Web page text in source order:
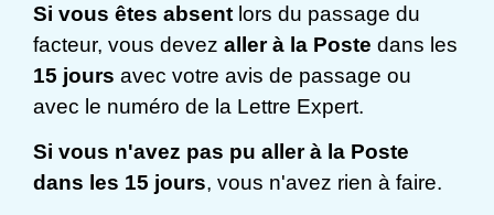
Si vous êtes absent lors du passage du
facteur, vous devez aller à la Poste dans les
15 jours avec votre avis de passage ou
avec le numéro de la Lettre Expert.
Si vous n'avez pas pu aller à la Poste
dans les 15 jours, vous n'avez rien à faire.